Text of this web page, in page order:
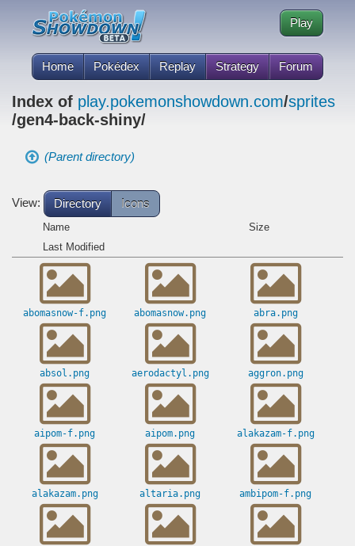
Home Pokédex Replay Strategy Forum
Play
Index of play.pokemonshowdown.com/sprites
/gen4-back-shiny/
(Parent directory)
View: Directory Icons
Name
Size
Last Modified
abomasnow-f.png abomasnow.png abra.png
absol.png aerodactyl.png aggron.png
aipom-f.png aipom.png alakazam-f.png
alakazam.png altaria.png ambipom-f.png